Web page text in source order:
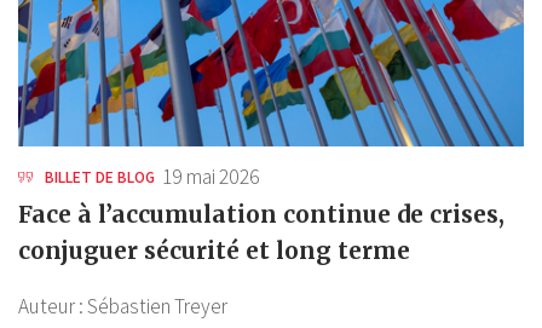
BILLET DE BLOG 19 mai 2026
Face à l’accumulation continue de crises,
conjuguer sécurité et long terme
Auteur :Sébastien Treyer